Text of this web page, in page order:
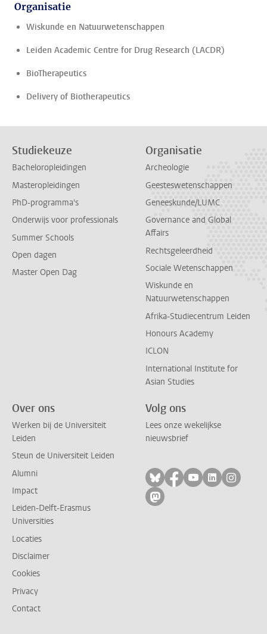
Organisatie
Wiskunde en Natuurwetenschappen
Leiden Academic Centre for Drug Research (LACDR)
BioTherapeutics
Delivery of Biotherapeutics
Studiekeuze
Bacheloropleidingen
Masteropleidingen
PhD-programma's
Onderwijs voor professionals
Summer Schools
Open dagen
Master Open Dag
Organisatie
Archeologie
Geesteswetenschappen
Geneeskunde/LUMC
Governance and Global
Affairs
Rechtsgeleerdheid
Sociale Wetenschappen
Wiskunde en
Natuurwetenschappen
Afrika-Studiecentrum Leiden
Honours Academy
ICLON
International Institute for
Asian Studies
Over ons
Werken bij de Universiteit
Leiden
Steun de Universiteit Leiden
Alumni
Impact
Leiden-Delft-Erasmus
Universities
Locaties
Disclaimer
Cookies
Privacy
Contact
Volg ons
Lees onze wekelijkse
nieuwsbrief
Volg ons op bluesky
Volg ons op
Volg ons op
Volg ons
Volg
Volg ons op mastodon